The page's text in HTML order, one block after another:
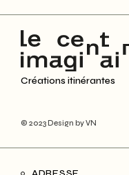
Créations itinérantes
© 2023Design by VN